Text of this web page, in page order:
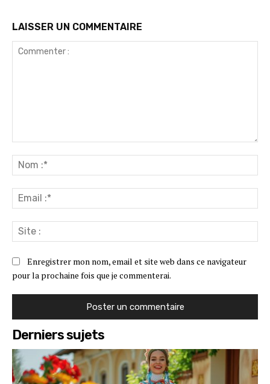
LAISSER UN COMMENTAIRE
:*
:*
:
Enregistrer mon nom, email et site web dans ce navigateur
pour la prochaine fois que je commenterai.
Derniers sujets